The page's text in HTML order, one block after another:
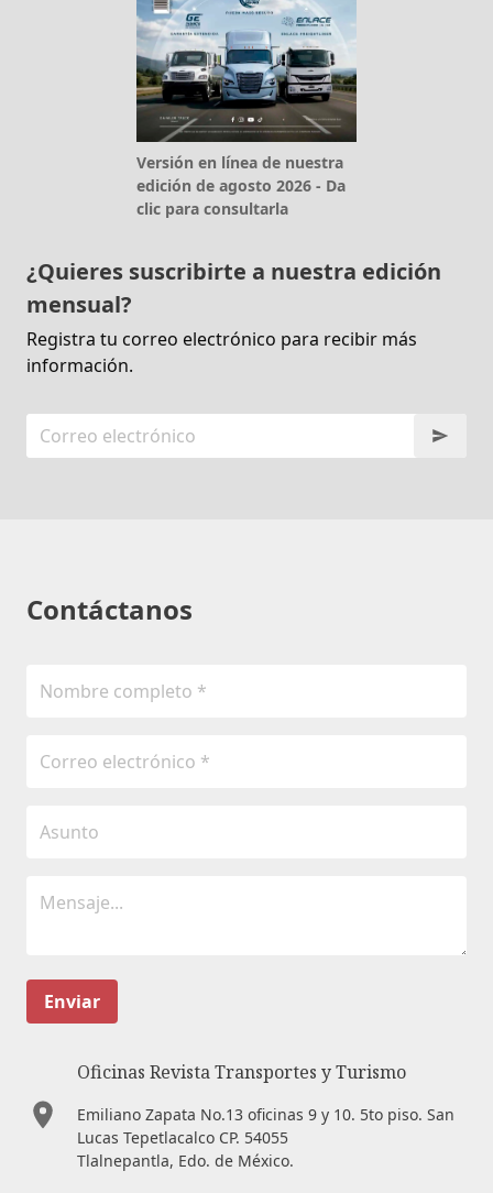
Versión en línea de nuestra
edición de agosto 2026 - Da
clic para consultarla
¿Quieres suscribirte a nuestra edición
mensual?
Registra tu correo electrónico para recibir más
información.
Contáctanos
Enviar
Oficinas Revista Transportes y Turismo
Emiliano Zapata No.13 oficinas 9 y 10. 5to piso. San
Lucas Tepetlacalco CP. 54055
Tlalnepantla, Edo. de México.